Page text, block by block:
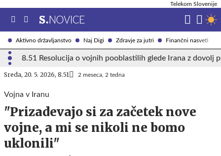
Aktivno državljanstvo Naj Digi Zdravje za jutri Finančni nasveti
8.51 Resolucija o vojnih pooblastilih glede Irana z dovolj
Telekom Slovenije
Sreda, 20. 5. 2026, 8.51 2 meseca, 2 tedna
Vojna v Iranu
"Prizadevajo si za začetek nove
vojne, a mi se nikoli ne bomo
uklonili"